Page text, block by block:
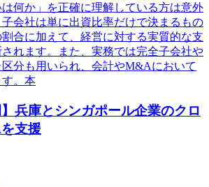
は何か」を正確に理解している方は意外
会社は単に出資比率だけで決まるもの
合に加えて、経営に対する実質的な支
れます。また、実務では完全子会社や
分も用いられ、会計やM&Aにおいて
。本
兵庫とシンガポール企業のクロ
支援